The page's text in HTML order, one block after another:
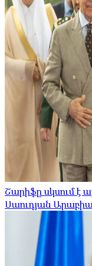
Շարիֆը սկսում է
Սաուդյան